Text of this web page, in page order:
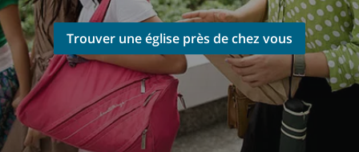
Trouver une église près de chez vous